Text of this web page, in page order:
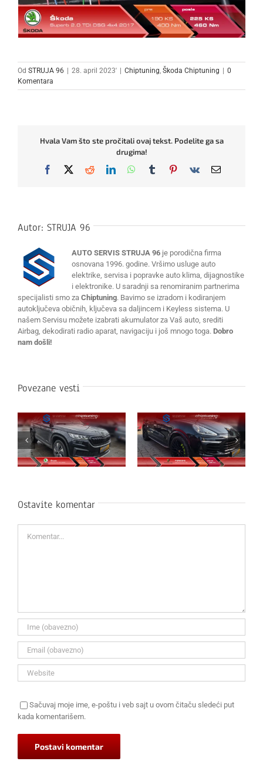
Od STRUJA 96 | 28. april 2023' | Chiptuning Škoda Chiptuning | 0
Komentara
Hvala Vam što ste pročitali ovaj tekst. Podelite ga sa
drugima!
Facebook
X RedditLinkedInWhatsApp
TumblrPinterest
Vk Email
Autor: STRUJA 96
AUTO SERVIS STRUJA 96 je porodična firma
osnovana 1996. godine. Vršimo usluge auto
elektrike, servisa i popravke auto klima, dijagnostike
i elektronike. U saradnji sa renomiranim partnerima
specijalisti smo za Chiptuning. Bavimo se izradom i kodiranjem
autoključeva običnih, ključeva sa daljincem i Keyless sistema. U
našem Servisu možete izabrati akumulator za Vaš auto, srediti
Airbag, dekodirati radio aparat, navigaciju i još mnogo toga. Dobro
nam došli!
Povezane vesti
Ostavite komentar
Sačuvaj moje ime, e-poštu i veb sajt u ovom čitaču sledeći put
kada komentarišem.